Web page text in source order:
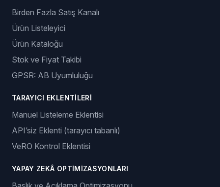
Birden Fazla Satış Kanalı
Ürün Listeleyici
Ürün Kataloğu
Stok ve Fiyat Takibi
GPSR: AB Uyumluluğu
TARAYICI EKLENTILERI
Manuel Listeleme Eklentisi
API’siz Eklenti (tarayıcı tabanlı)
VeRO Kontrol Eklentisi
YAPAY ZEKÂ OPTIMIZASYONLARI